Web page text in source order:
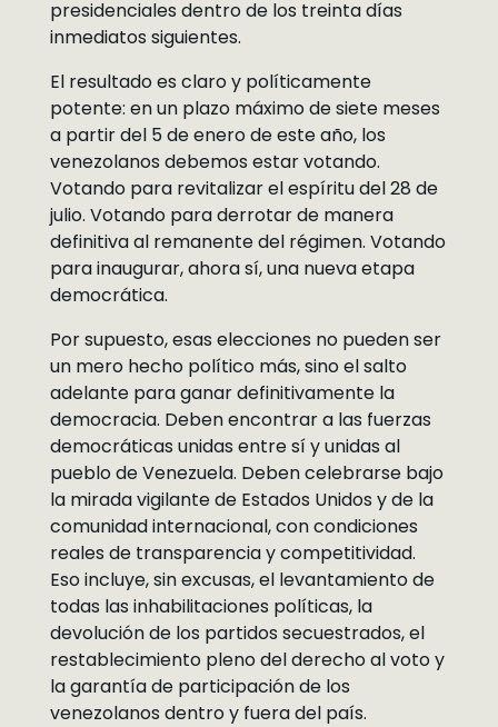
presidenciales dentro de los treinta días
inmediatos siguientes.
El resultado es claro y políticamente
potente: en un plazo máximo de siete meses
a partir del 5 de enero de este año, los
venezolanos debemos estar votando.
Votando para revitalizar el espíritu del 28 de
julio. Votando para derrotar de manera
definitiva al remanente del régimen. Votando
para inaugurar, ahora sí, una nueva etapa
democrática.
Por supuesto, esas elecciones no pueden ser
un mero hecho político más, sino el salto
adelante para ganar definitivamente la
democracia. Deben encontrar a las fuerzas
democráticas unidas entre sí y unidas al
pueblo de Venezuela. Deben celebrarse bajo
la mirada vigilante de Estados Unidos y de la
comunidad internacional, con condiciones
reales de transparencia y competitividad.
Eso incluye, sin excusas, el levantamiento de
todas las inhabilitaciones políticas, la
devolución de los partidos secuestrados, el
restablecimiento pleno del derecho al voto y
la garantía de participación de los
venezolanos dentro y fuera del país.